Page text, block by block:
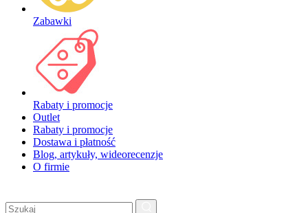
Zabawki
Rabaty i promocje
Outlet
Rabaty i promocje
Dostawa i płatność
Blog, artykuły, wideorecenzje
O firmie